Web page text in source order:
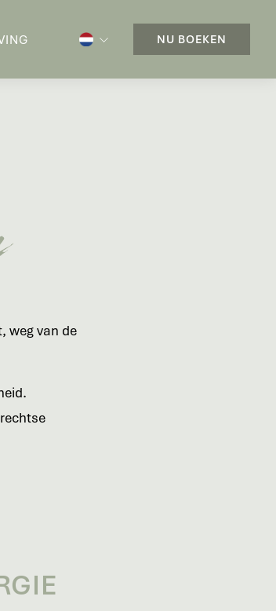
NU BOEKEN
weg van de